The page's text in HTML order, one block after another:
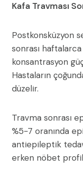
Kafa Travması
Postkonsküzyon
sonrası
konsantrasyon
Hastaların
düzelir.
Travma sonrası
%5-7 oranında
antiepileptik
erken nöbet